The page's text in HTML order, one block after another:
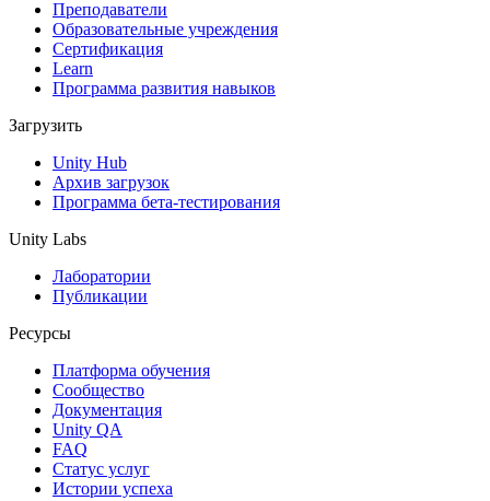
XR-игры
Запускайте XR-игры на разных платформах
Упрощенное создание многопользовательских игр
Преподаватели
Образовательные учреждения
Сертификация
Learn
Программа развития навыков
Загрузить
Unity Hub
Архив загрузок
Программа бета-тестирования
Unity Labs
Лаборатории
Публикации
Ресурсы
Платформа обучения
Сообщество
Документация
Unity QA
FAQ
Статус услуг
Истории успеха